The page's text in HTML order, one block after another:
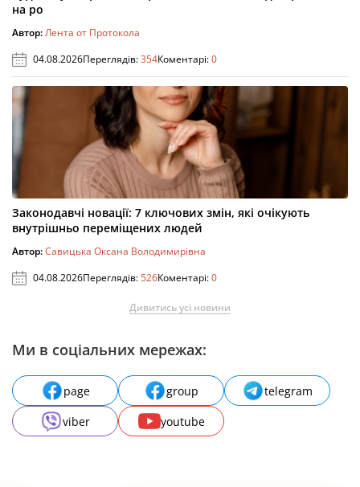
на ро
Автор:Лента от Протокола
04.08.2026Переглядів:354Коментарі:0
Законодавчі новації: 7 ключових змін, які очікують
внутрішньо переміщених людей
Автор:Савицька Оксана Володимирівна
04.08.2026Переглядів:526Коментарі:0
Дивитись усі новини
Ми в соціальних мережах:
page group
telegram
viber
youtube